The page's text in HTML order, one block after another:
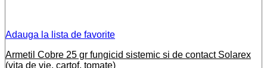
Adauga la lista de favorite
Armetil Cobre 25 gr fungicid sistemic si de contact Solarex
(vita de vie, cartof, tomate)